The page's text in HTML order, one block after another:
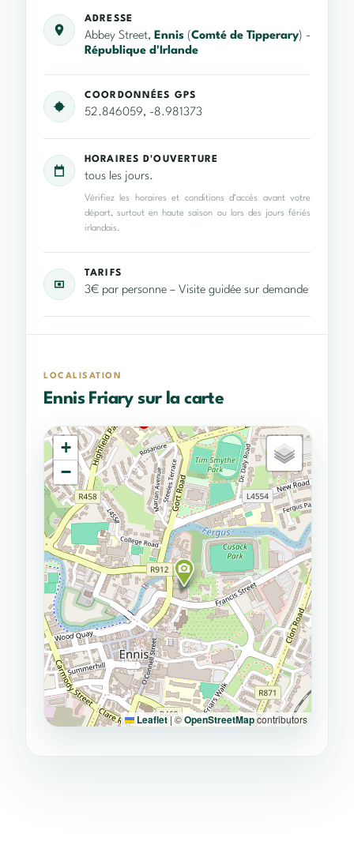
ADRESSE
Abbey Street, Ennis (Comté de Tipperary) -
République d'Irlande
COORDONNÉES GPS
52.846059, -8.981373
HORAIRES D'OUVERTURE
tous les jours.
Vérifiez les horaires et conditions d’accès avant votre
départ, surtout en haute saison ou lors des jours fériés
irlandais.
TARIFS
3€ par personne – Visite guidée sur demande
LOCALISATION
Ennis Friary sur la carte
+
−
Leaflet|©OpenStreetMapcontributors